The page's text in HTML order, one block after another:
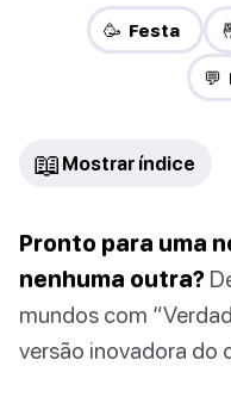
🥳 Festa
💬
📖 Mostrar índice
Pronto para uma
nenhuma outra?
mundos com
versão inovadora do